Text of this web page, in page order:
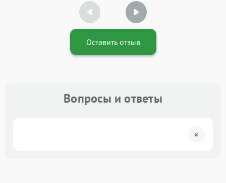
Оставить отзыв
Вопросы и ответы